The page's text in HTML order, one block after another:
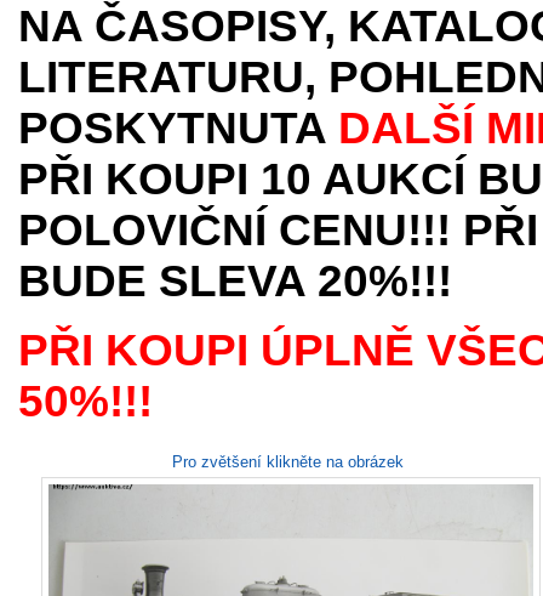
NA ČASOPISY,
LITERATURU,
POSKYTNUTA DALŠÍ
PŘI KOUPI 10 AUKCÍ
POLOVIČNÍ CENU!!!
BUDE SLEVA 20%!!!
PŘI KOUPI ÚPLNĚ
50%!!!
Pro zvětšení klikněte na obrázek